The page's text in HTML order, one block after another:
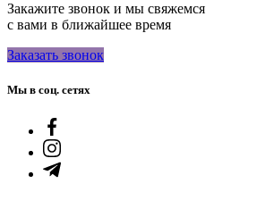
Закажите звонок и мы свяжемся
с вами в ближайшее время
Заказать звонок
Мы в соц. сетях